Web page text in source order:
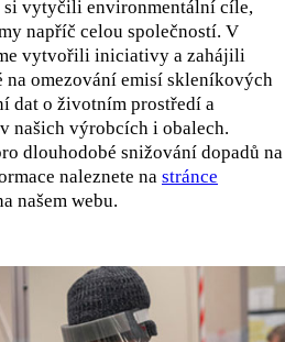
si vytyčili environmentální cíle,
napříč celou společností. V
vytvořili iniciativy a zahájili
na omezování emisí skleníkových
dat o životním prostředí a
našich výrobcích i obalech.
dlouhodobé snižování dopadů na
naleznete na stránce
našem webu.